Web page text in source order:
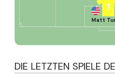
1
Matt
DIE LETZTEN SPIELE